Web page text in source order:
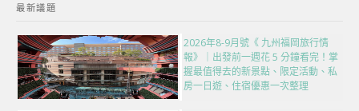
最新議題
2026年8-9月號《 九州福岡旅行情
報》｜出發前一週花 5 分鐘看完！掌
握最值得去的新景點、限定活動、私
房一日遊、住宿優惠一次整理